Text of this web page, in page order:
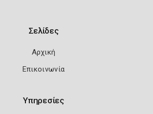
Σελίδες
Αρχική
Επικοινωνία
Υπηρεσίες